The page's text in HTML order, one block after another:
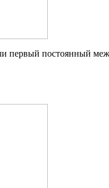
первый постоянный